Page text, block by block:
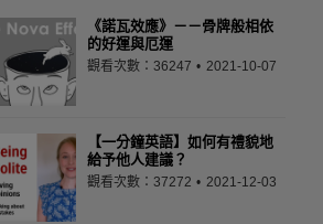
《諾瓦效應》－－骨牌般相依
的好運與厄運
觀看次數：36247 2021-10-07
【一分鐘英語】如何有禮貌地
給予他人建議？
觀看次數：37272 2021-12-03